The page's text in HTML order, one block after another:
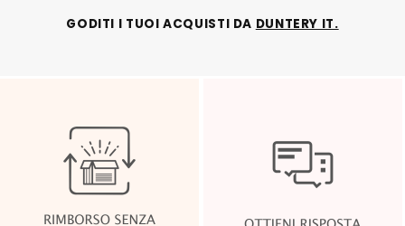
GODITI I TUOI ACQUISTI DA DUNTERY IT.